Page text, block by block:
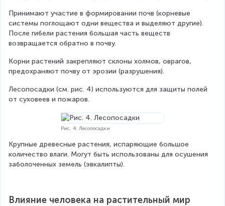
Принимают участие в формировании почв (корневые
системы поглощают одни вещества и выделяют другие).
После гибели растения большая часть веществ
возвращается обратно в почву.
Корни растений закрепляют склоны холмов, оврагов,
предохраняют почву от эрозии (разрушения).
Лесопосадки (см. рис. 4) используются для защиты полей
от суховеев и пожаров.
Рис. 4. Лесопосадки
Крупные древесные растения, испаряющие большое
количество влаги. Могут быть использованы для осушения
заболоченных земель (эвкалипты).
Влияние человека на растительный мир